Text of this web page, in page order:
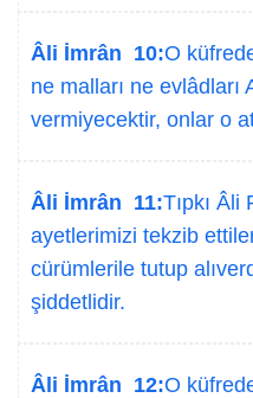
Âli İmrân 10:O
ne malları ne
vermiyecektir, onlar o
Âli İmrân 11:Tıpkı Âli
ayetlerimizi tekzib
cürümlerile tutup
şiddetlidir.
Âli İmrân 12:O